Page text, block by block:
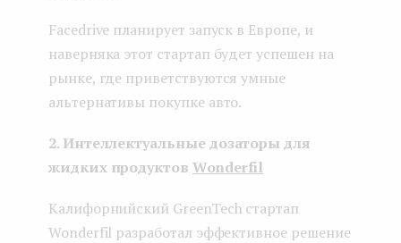
Facedrive планирует запуск в Европе, и
наверняка этот стартап будет успешен на
рынке, где приветствуются умные
альтернативы покупке авто.
2. Интеллектуальные дозаторы для
жидких продуктов Wonderfil
Калифорнийский GreenTech стартап
Wonderfil разработал эффективное решение